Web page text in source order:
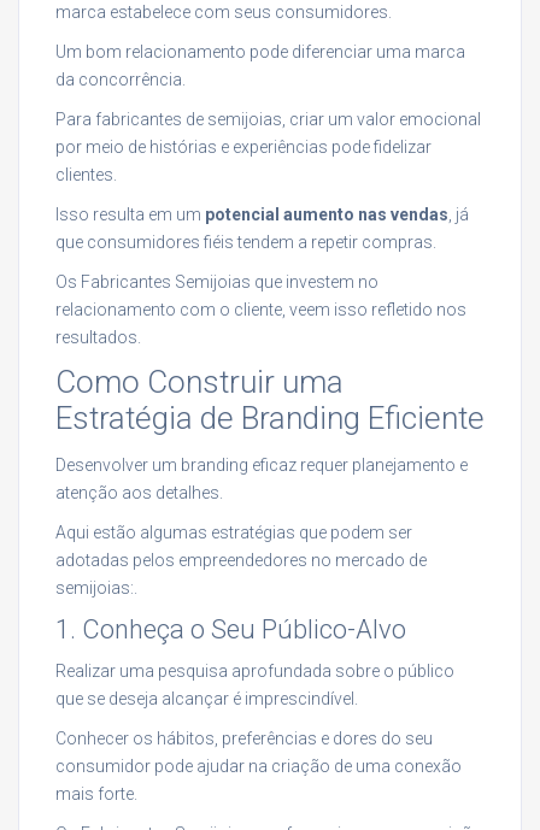
marca estabelece com seus consumidores.
Um bom relacionamento pode diferenciar uma marca
da concorrência.
Para fabricantes de semijoias, criar um valor emocional
por meio de histórias e experiências pode fidelizar
clientes.
Isso resulta em um potencial aumento nas vendas , já
que consumidores fiéis tendem a repetir compras.
Os Fabricantes Semijoias que investem no
relacionamento com o cliente, veem isso refletido nos
resultados.
Como Construir uma
Estratégia de Branding Eficiente
Desenvolver um branding eficaz requer planejamento e
atenção aos detalhes.
Aqui estão algumas estratégias que podem ser
adotadas pelos empreendedores no mercado de
semijoias:.
1. Conheça o Seu Público-Alvo
Realizar uma pesquisa aprofundada sobre o público
que se deseja alcançar é imprescindível.
Conhecer os hábitos, preferências e dores do seu
consumidor pode ajudar na criação de uma conexão
mais forte.